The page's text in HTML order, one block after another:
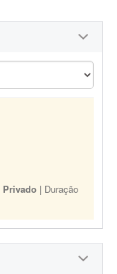
Privado | Duração